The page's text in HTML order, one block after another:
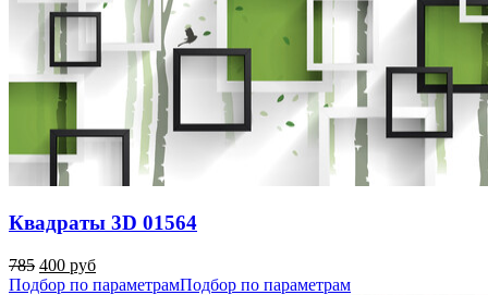
Квадраты 3D 01564
785 400 руб
Подбор по параметрамПодбор по параметрам